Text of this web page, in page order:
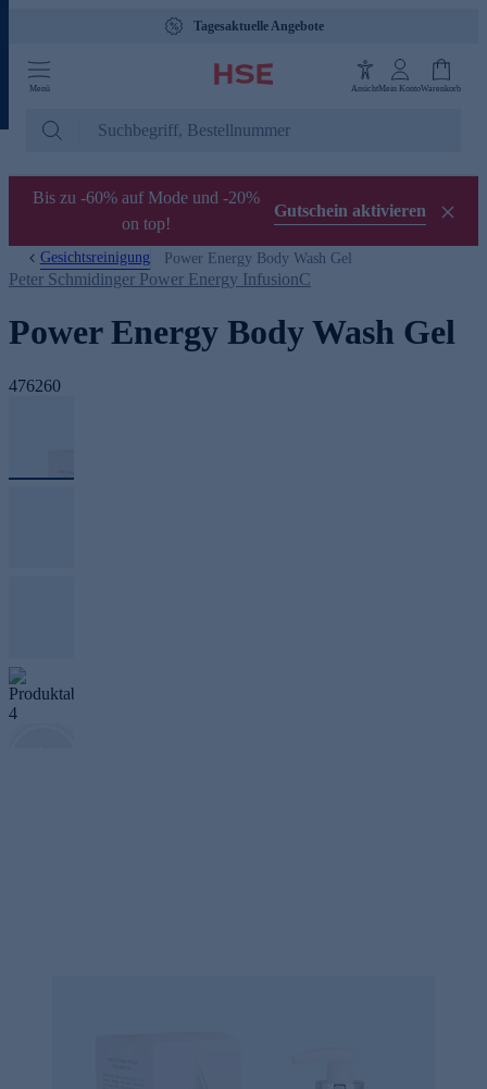
Tagesaktuelle Angebote
Menü AnsichtMein KontoWarenkorb
Bis zu -60% auf Mode und -20%
on top!
Gutschein aktivieren
Gesichtsreinigung Power Energy Body Wash Gel
Peter Schmidinger Power Energy InfusionC
Power Energy Body Wash Gel
476260